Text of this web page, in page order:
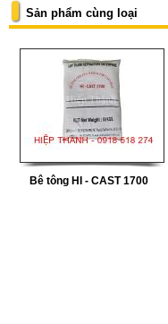
GẠCH
GẠCH
Sản phẩm cùng loại
Bê tông HI - CAST 1700